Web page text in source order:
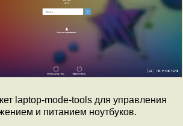
laptop-mode-tools для управления
и питанием ноутбуков.